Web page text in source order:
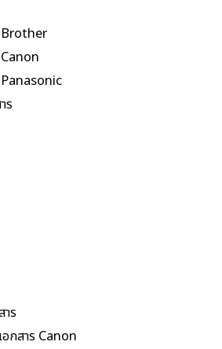
Brother
Panasonic
ร
าร
อกสาร Canon